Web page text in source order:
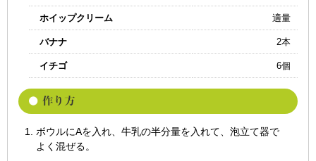
ホイップクリーム 適量
バナナ 2本
イチゴ 6個
ボウルにAを入れ、牛乳の半分量を入れて、泡立て器で
よく混ぜる。